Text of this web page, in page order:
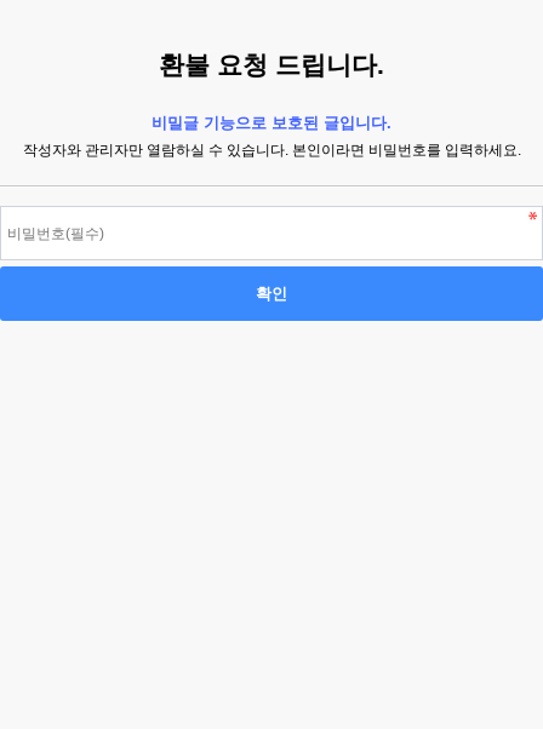
환불 요청 드립니다.
비밀글 기능으로 보호된 글입니다.
작성자와 관리자만 열람하실 수 있습니다. 본인이라면 비밀번호를 입력하세요.